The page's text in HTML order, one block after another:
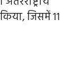
जिसमें 11